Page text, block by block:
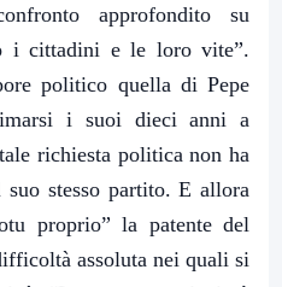
approfondito su
i cittadini e le loro vite”.
politico quella di Pepe
i suoi dieci anni a
richiesta politica non ha
stesso partito. E allora
proprio” la patente del
assoluta nei quali si